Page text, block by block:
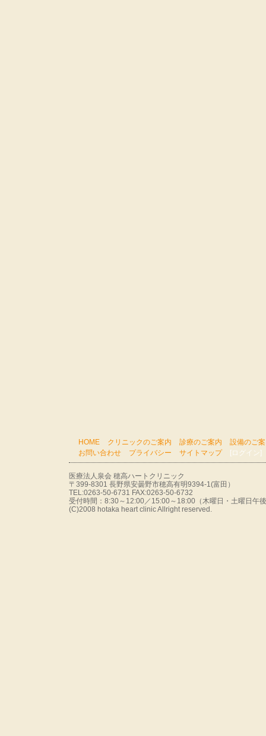
HOME クリニックのご案内 診療のご案内
設備のご
お問い合わせ
プライバシー サイトマップ [ログイン]
医療法人泉会 穂高ハートクリニック
〒399-8301 長野県安曇野市穂高有明9394-1(富田）
TEL:0263-50-6731 FAX:0263-50-6732
受付時間：8:30～12:00／15:00～18:00（木曜日・土曜日午
(C)2008 hotaka heart clinic Allright reserved.